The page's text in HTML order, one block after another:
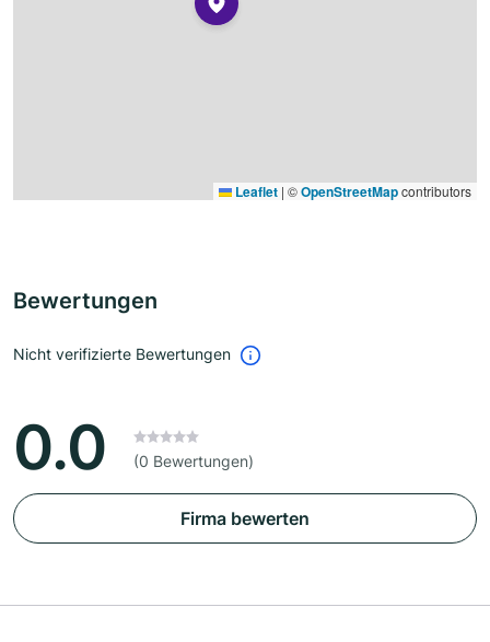
Leaflet | ©OpenStreetMapcontributors
Bewertungen
Nicht verifizierte Bewertungen
0.0 (0 Bewertungen)
Firma bewerten